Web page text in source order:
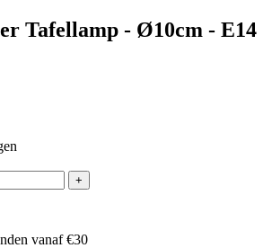
Tafellamp - Ø10cm - E14
+
vanaf €30